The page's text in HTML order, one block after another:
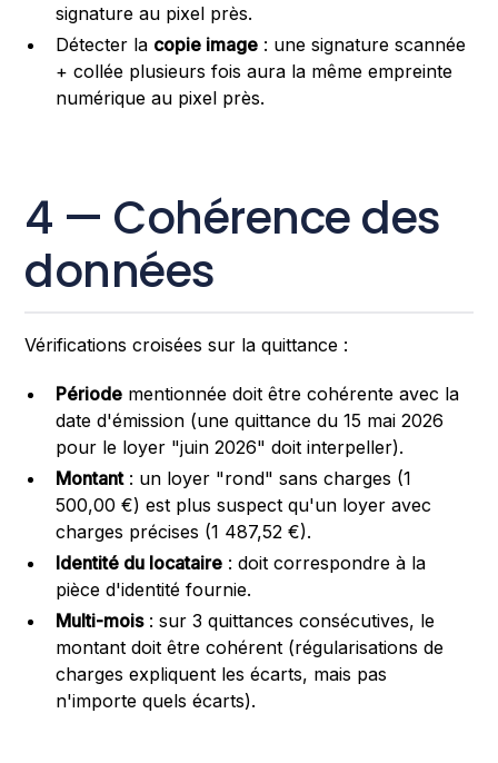
signature au pixel près.
Détecter la copie image : une signature scannée
+ collée plusieurs fois aura la même empreinte
numérique au pixel près.
4 — Cohérence des
données
Vérifications croisées sur la quittance :
Période mentionnée doit être cohérente avec la
date d'émission (une quittance du 15 mai 2026
pour le loyer "juin 2026" doit interpeller).
Montant: un loyer "rond" sans charges (1
500,00 €) est plus suspect qu'un loyer avec
charges précises (1 487,52 €).
Identité du locataire : doit correspondre à la
pièce d'identité fournie.
Multi-mois: sur 3 quittances consécutives, le
montant doit être cohérent (régularisations de
charges expliquent les écarts, mais pas
n'importe quels écarts).